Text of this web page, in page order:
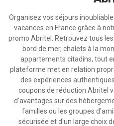
Organisez vos séjours
vacances en France grâce à
promo Abritel. Retrouvez tous
bord de mer, chalets à la
appartements citadins, tout
plateforme met en relation
des expériences
coupons de réduction Abritel
d'avantages sur des
familles ou les groupes
sécurisée et d'un large choix